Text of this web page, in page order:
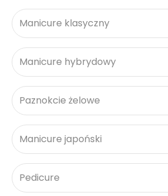
Manicure klasyczny
Manicure hybrydowy
Paznokcie żelowe
Manicure japoński
Pedicure